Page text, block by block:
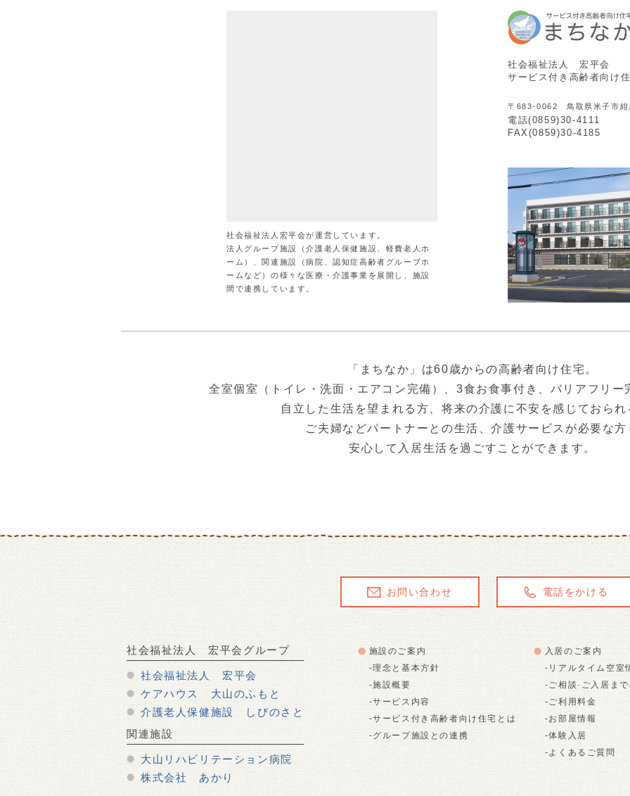
社会福祉法人宏平会が運営しています。
法人グループ施設（介護老人保健施設、軽費老人ホ
ーム）、関連施設（病院、認知症高齢者グループホ
ームなど）の様々な医療・介護事業を展開し、施設
間で連携しています。
社会福祉法人 宏平会
サービス付き高齢者向け
〒683-0062 鳥取県米子市紺
電話(0859)30-4111
FAX(0859)30-4185
「まちなか」は60歳からの高齢者向け住宅。
全室個室（トイレ・洗面・エアコン完備）、3食お食事付き、バリアフリー
自立した生活を望まれる方、将来の介護に不安を感じておられ
ご夫婦などパートナーとの生活、介護サービスが必要な方
安心して入居生活を過ごすことができます。
お問い合わせ 電話をかける
社会福祉法人 宏平会グループ
社会福祉法人 宏平会
ケアハウス 大山のふもと
介護老人保健施設 しびのさと
関連施設
大山リハビリテーション病院
株式会社 あかり
施設のご案内
-理念と基本方針
-施設概要
-サービス内容
-サービス付き高齢者向け住宅とは
-グループ施設との連携
入居のご案内
-リアルタイム空室
-ご相談·ご入居ま
-ご利用料金
-お部屋情報
-体験入居
-よくあるご質問